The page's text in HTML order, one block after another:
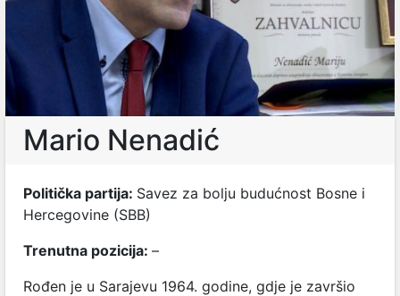
Mario Nenadić
Politička partija: Savez za bolju budućnost Bosne i
Hercegovine (SBB)
Trenutna pozicija: –
Rođen je u Sarajevu 1964. godine, gdje je završio